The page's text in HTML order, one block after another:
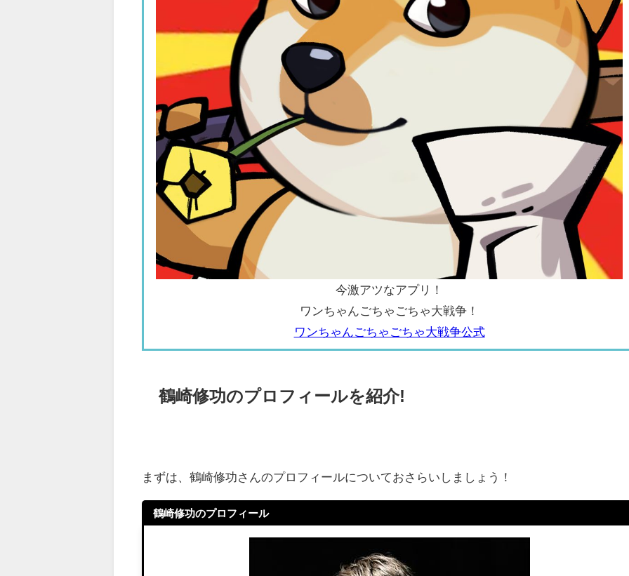
今激アツなアプリ！
ワンちゃんごちゃごちゃ大戦争！
ワンちゃんごちゃごちゃ大戦争公式
鶴崎修功のプロフィールを紹介!
まずは、鶴崎修功さんのプロフィールについておさらいしましょう！
鶴崎修功のプロフィール